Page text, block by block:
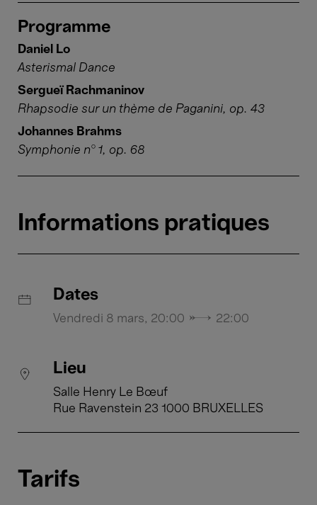
Programme
Daniel Lo
Asterismal Dance
Sergueï Rachmaninov
Rhapsodie sur un thème de Paganini, op. 43
Johannes Brahms
Symphonie n° 1, op. 68
Informations pratiques
Dates
Vendredi 8 mars, 20:00 → 22:00
Lieu
Salle Henry Le Bœuf
Rue Ravenstein 23 1000 BRUXELLES
Tarifs